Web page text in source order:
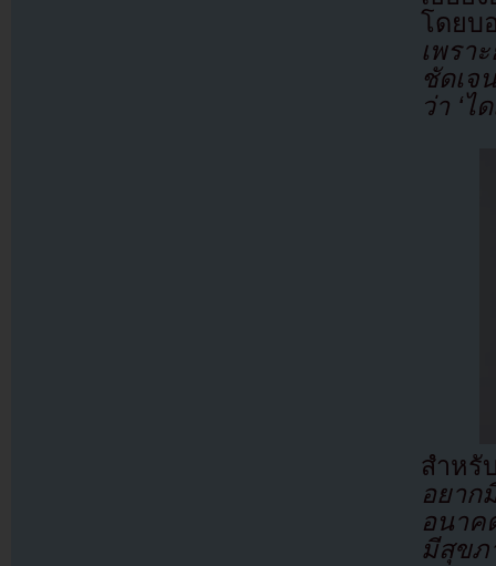
โดย
เพรา
ชัดเจ
ว่า ‘ไ
สำหรั
อยาก
อนาค
มีสุขภ